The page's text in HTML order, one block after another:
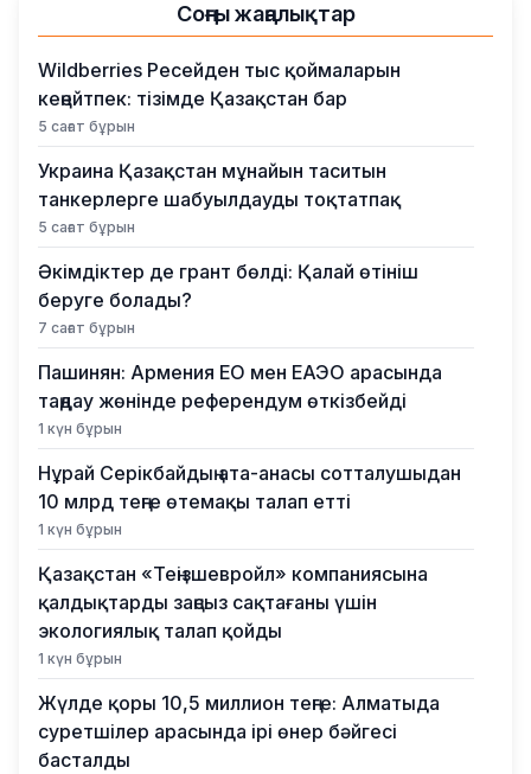
Соңғы жаңалықтар
Wildberries Ресейден тыс қоймаларын
кеңейтпек: тізімде Қазақстан бар
5 сағат бұрын
Украина Қазақстан мұнайын таситын
танкерлерге шабуылдауды тоқтатпақ
5 сағат бұрын
Әкімдіктер де грант бөлді: Қалай өтініш
беруге болады?
7 сағат бұрын
Пашинян: Армения ЕО мен ЕАЭО арасында
таңдау жөнінде референдум өткізбейді
1 күн бұрын
Нұрай Серікбайдың ата-анасы сотталушыдан
10 млрд теңге өтемақы талап етті
1 күн бұрын
Қазақстан «Теңізшевройл» компаниясына
қалдықтарды заңсыз сақтағаны үшін
экологиялық талап қойды
1 күн бұрын
Жүлде қоры 10,5 миллион теңге: Алматыда
суретшілер арасында ірі өнер бәйгесі
басталды